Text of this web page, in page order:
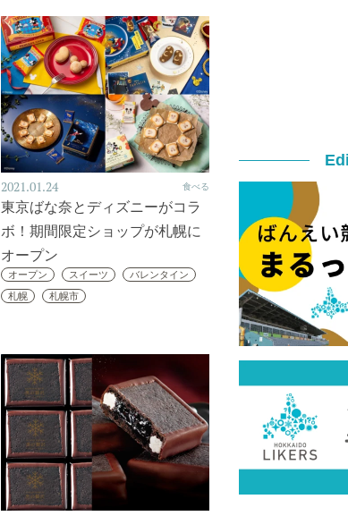
2021.01.24 食べる
東京ばな奈とディズニーがコラ
ボ！期間限定ショップが札幌に
オープン
オープン スイーツ
バレンタイン
札幌
札幌市